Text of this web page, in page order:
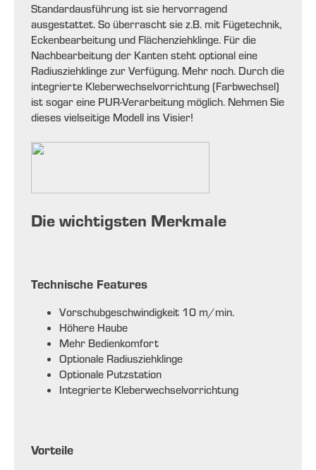
Standardausführung ist sie hervorragend
ausgestattet. So überrascht sie z.B. mit Fügetechnik,
Eckenbearbeitung und Flächenziehklinge. Für die
Nachbearbeitung der Kanten steht optional eine
Radiusziehklinge zur Verfügung. Mehr noch. Durch die
integrierte Kleberwechselvorrichtung (Farbwechsel)
ist sogar eine PUR-Verarbeitung möglich. Nehmen Sie
dieses vielseitige Modell ins Visier!
Die wichtigsten Merkmale
Technische Features
Vorschubgeschwindigkeit 10 m/min.
Höhere Haube
Mehr Bedienkomfort
Optionale Radiusziehklinge
Optionale Putzstation
Integrierte Kleberwechselvorrichtung
Vorteile